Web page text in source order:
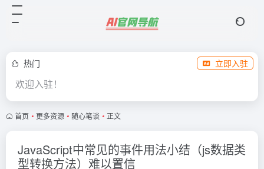
热门 立即入驻
欢迎入驻！
首页 • 更多资源 • 随心笔谈 • 正文
JavaScript中常见的事件用法小结（js数据类
型转换方法）难以置信